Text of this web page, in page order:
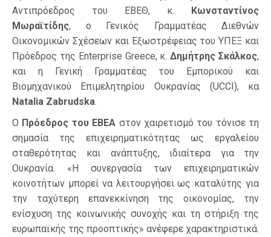
Αντιπρόεδρος του ΕΒΕΘ, κ. Κωνσταντίνος
Μωραϊτίδης, ο Γενικός Γραμματέας Διεθνών
Οικονομικών Σχέσεων και Εξωστρέφειας του ΥΠΕΞ και
Πρόεδρος της Enterprise Greece, κ.Δημήτρης Σκάλκος,
και η Γενική Γραμματέας του Εμπορικού και
Βιομηχανικού Επιμελητηρίου Ουκρανίας (UCCI), κα
Natalia Zabrudska.
Ο Πρόεδρος του ΕΒΕΑ στον χαιρετισμό του τόνισε τη
σημασία της επιχειρηματικότητας ως εργαλείου
σταθερότητας και ανάπτυξης, ιδιαίτερα για την
Ουκρανία. «Η συνεργασία των επιχειρηματικών
κοινοτήτων μπορεί να λειτουργήσει ως καταλύτης για
την ταχύτερη επανεκκίνηση της οικονομίας, την
ενίσχυση της κοινωνικής συνοχής και τη στήριξη της
ευρωπαϊκής της προοπτικής» ανέφερε χαρακτηριστικά.